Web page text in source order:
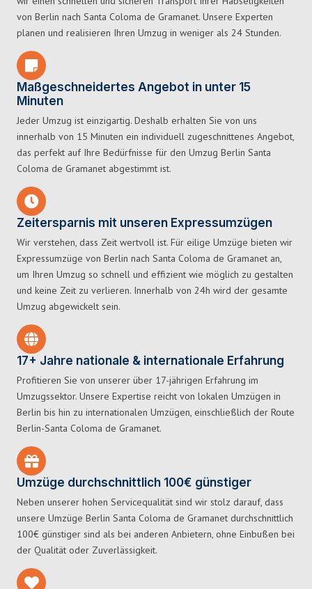
von Berlin nach Santa Coloma de Gramanet. Unsere Experten
planen und realisieren Ihren Umzug in weniger als 24 Stunden.
Maßgeschneidertes Angebot in unter 15
Minuten
Jeder Umzug ist einzigartig. Deshalb erhalten Sie von uns
innerhalb von 15 Minuten ein individuell zugeschnittenes Angebot,
das perfekt auf Ihre Bedürfnisse für den Umzug Berlin Santa
Coloma de Gramanet abgestimmt ist.
Zeitersparnis mit unseren Expressumzügen
Wir verstehen, dass Zeit wertvoll ist. Für eilige Umzüge bieten wir
Expressumzüge von Berlin nach Santa Coloma de Gramanet an,
um Ihren Umzug so schnell und effizient wie möglich zu gestalten
und keine Zeit zu verlieren. Innerhalb von 24h wird der gesamte
Umzug abgewickelt sein.
17+ Jahre nationale & internationale Erfahrung
Profitieren Sie von unserer über 17-jährigen Erfahrung im
Umzugssektor. Unsere Expertise reicht von lokalen Umzügen in
Berlin bis hin zu internationalen Umzügen, einschließlich der Route
Berlin-Santa Coloma de Gramanet.
Umzüge durchschnittlich 100€ günstiger
Neben unserer hohen Servicequalität sind wir stolz darauf, dass
unsere Umzüge Berlin Santa Coloma de Gramanet durchschnittlich
100€ günstiger sind als bei anderen Anbietern, ohne Einbußen bei
der Qualität oder Zuverlässigkeit.